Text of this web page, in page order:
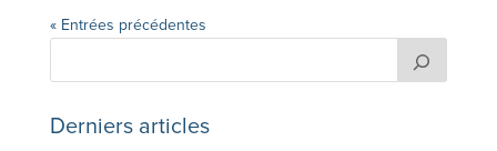
« Entrées précédentes
Derniers articles